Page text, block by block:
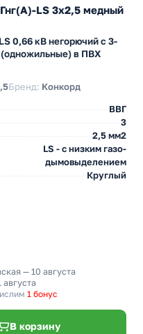
LS 3х2,5 медный
0,66 кВ негорючий с 3-
в ПВХ
Бренд: Конкорд
ВВГ
3
2,5 мм2
LS - с низким газо-
дымовыделением
Круглый
— 10 августа
1 бонус
В корзину